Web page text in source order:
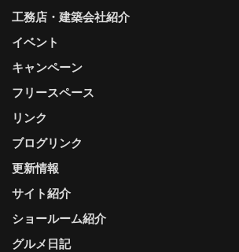
更新情報
サイト紹介
ショールーム紹介
グルメ日記
工務店・建築会社紹介
イベント
キャンペーン
フリースペース
リンク
ブログリンク